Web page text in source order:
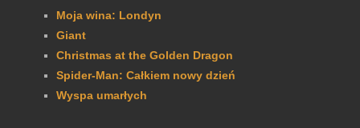
Moja wina: Londyn
Giant
Christmas at the Golden Dragon
Spider-Man: Całkiem nowy dzień
Wyspa umarłych